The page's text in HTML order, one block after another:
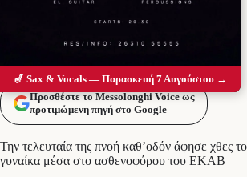
Προσθέστε το Messolonghi Voice ως
προτιμώμενη πηγή στο Google
Την τελευταία της πνοή καθ’οδόν άφησε χθες
γυναίκα μέσα στο ασθενοφόρου του ΕΚΑΒ
🎷 Sax & Vocals — Παρασκευή 7 Αυγούστου →